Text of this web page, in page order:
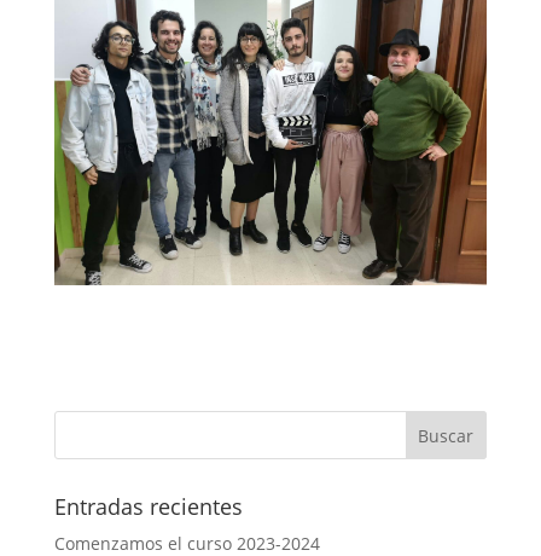
Entradas recientes
Comenzamos el curso 2023-2024